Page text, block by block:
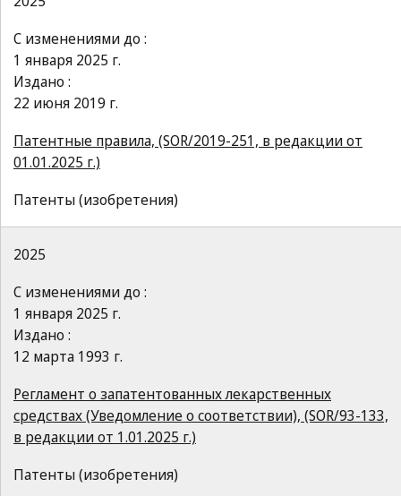
С изменениями до :
1 января 2025 г.
Издано :
22 июня 2019 г.
Патентные правила, (SOR/2019-251, в редакции от
01.01.2025 г.)
Патенты (изобретения)
2025
С изменениями до :
1 января 2025 г.
Издано :
12 марта 1993 г.
Регламент о запатентованных лекарственных
средствах (Уведомление о соответствии), (SOR/93-133,
в редакции от 1.01.2025 г.)
Патенты (изобретения)